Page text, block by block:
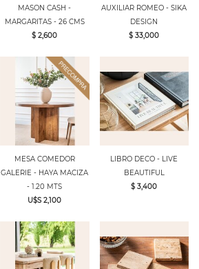
MASON CASH -
MARGARITAS - 26 CMS
$ 2,600
AUXILIAR ROMEO - SIKA
DESIGN
$ 33,000
MESA COMEDOR
GALERIE - HAYA MACIZA
- 1.20 MTS
U$S 2,100
LIBRO DECO - LIVE
BEAUTIFUL
$ 3,400